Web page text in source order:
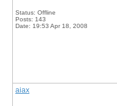
Status: Offline
Posts: 143
Date: 19:53 Apr 18, 2008
aiax